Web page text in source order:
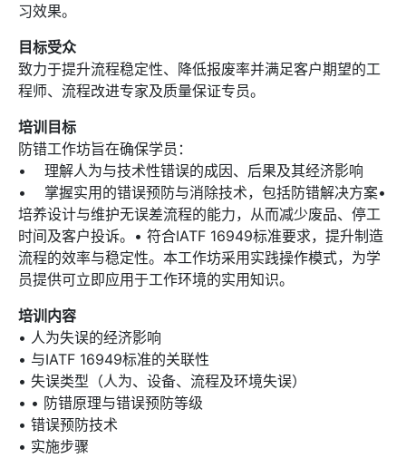
习效果。
目标受众
致力于提升流程稳定性、降低报废率并满足客户期望的工
程师、流程改进专家及质量保证专员。
培训目标
防错工作坊旨在确保学员：
• 理解人为与技术性错误的成因、后果及其经济影响
• 掌握实用的错误预防与消除技术，包括防错解决方案•
培养设计与维护无误差流程的能力，从而减少废品、停工
时间及客户投诉。• 符合IATF 16949标准要求，提升制造
流程的效率与稳定性。本工作坊采用实践操作模式，为学
员提供可立即应用于工作环境的实用知识。
培训内容
• 人为失误的经济影响
• 与IATF 16949标准的关联性
• 失误类型（人为、设备、流程及环境失误）
• • 防错原理与错误预防等级
• 错误预防技术
• 实施步骤